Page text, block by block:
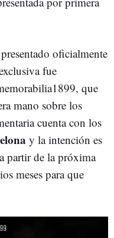
oficialmente
fue
que
mano sobre los
cuenta con los
y la intención es
partir de la próxima
meses para que